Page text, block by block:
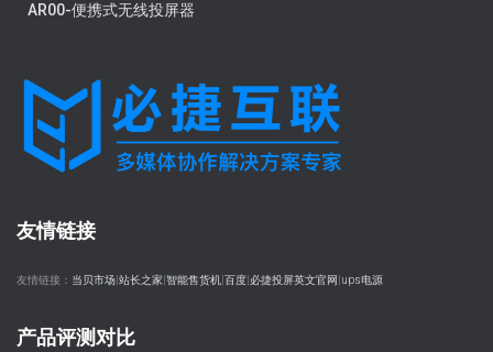
AR00-便携式无线投屏器
友情链接
友情链接： 当贝市场 站长之家 智能售货机 百度 必捷投屏英文官网 ups电源
产品评测对比